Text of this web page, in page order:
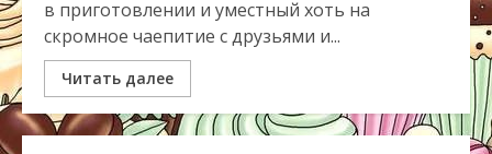
в приготовлении и уместный хоть на
скромное чаепитие с друзьями и...
Читать далее